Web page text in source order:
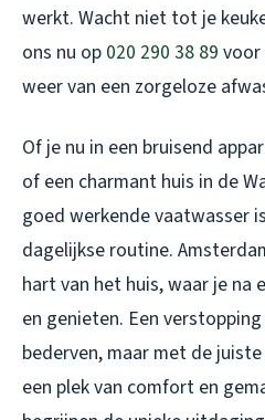
werkt. Wacht niet tot je
ons nu op 020 290 38 89 voor
weer van een zorgeloze
Of je nu in een bruisend
of een charmant huis in de
goed werkende vaatwasser
dagelijkse routine.
hart van het huis, waar je na
en genieten. Een
bederven, maar met de
een plek van comfort en